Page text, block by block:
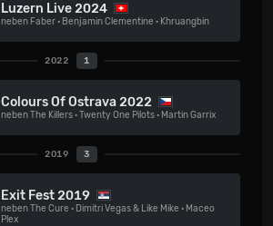
Luzern Live 2024
neben Faber· Benjamin Clementine · Khruangbin
2022 1
Colours Of Ostrava 2022
nebenThe Killers·Twenty One Pilots· Martin Garrix
2019 3
Exit Fest 2019
nebenThe Cure · Dimitri Vegas & Like Mike · Maceo
Plex